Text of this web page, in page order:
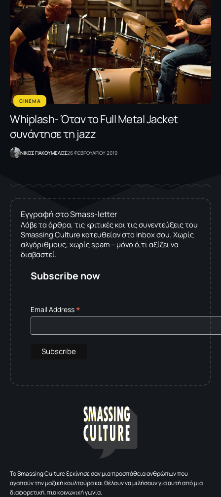
CINEMA
Whiplash- Όταν το Full Metal Jacket
συνάντησε τη jazz
NΙΚΟΣ ΓΙΑΚΟΥΜΕΛΟΣ26 ΦΕΒΡΟΥΑΡΙΟΥ 2019
Εγγραφή στο Smass-letter
Λάβε τα άρθρα, τις κριτικές και τις συνεντεύξεις του
Smassing Culture κατευθείαν στο inbox σου. Χωρίς
αλγόριθμους, χωρίς spam – μόνο ό,τι αξίζει να
διαβαστεί.
Subscribe now
Email Address*
To Smassing Culture ξεκίνησε σαν μια προσπάθεια ανθρώπων που
αγαπούν την μαζική κουλτούρα και θέλουν να μιλήσουν για αυτή από μια
διαφορετική, πιο κοινωνική γωνία.